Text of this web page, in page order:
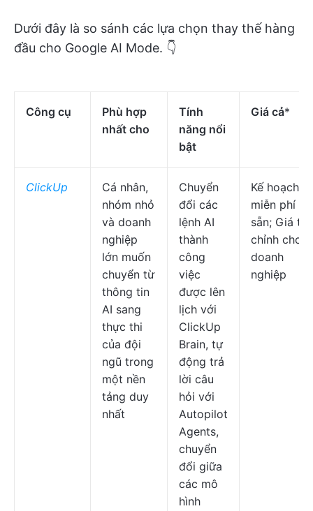
Dưới đây là so sánh các lựa chọn thay thế hàng
đầu cho Google AI Mode. 👇
Công cụ
Phù hợp
nhất cho
Tính
năng nổi
bật
Giá cả*
ClickUp
Cá nhân,
nhóm nhỏ
và doanh
nghiệp
lớn muốn
chuyển từ
thông tin
AI sang
thực thi
của đội
ngũ trong
một nền
tảng duy
nhất
Chuyển
đổi các
lệnh AI
thành
công
việc
được lên
lịch với
ClickUp
Brain, tự
động trả
lời câu
hỏi với
Autopilot
Agents,
chuyển
đổi giữa
các mô
hình
Kế hoạch
miễn phí có
sẵn; Giá tùy
chỉnh cho
doanh
nghiệp